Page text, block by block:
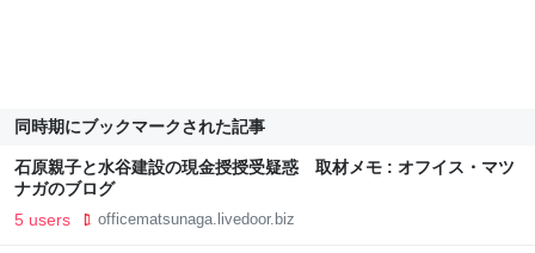
同時期にブックマークされた記事
石原親子と水谷建設の現金授授受疑惑 取材メモ : オフイス・マツ
ナガのブログ
5 users officematsunaga.livedoor.biz